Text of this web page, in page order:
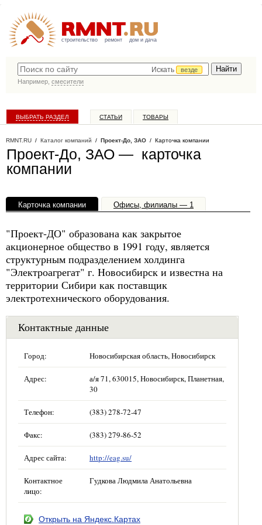
строительство ремонт дом и дача
Искать
везде
Например, смесители
ВЫБРАТЬ РАЗДЕЛ СТАТЬИ ТОВАРЫ
RMNT.RU / Каталог компаний / Проект-До, ЗАО / Карточка компании
Проект-До, ЗАО — карточка
компании
Карточка компании Офисы, филиалы — 1
"Проект-ДО" образована как закрытое
акционерное общество в 1991 году, является
структурным подразделением холдинга
"Электроагрегат" г. Новосибирск и известна на
территории Сибири как поставщик
электротехнического оборудования.
Контактные данные
Город: Новосибирская область, Новосибирск
Адрес:
а/я 71, 630015, Новосибирск, Планетная,
30
Телефон: (383) 278-72-47
Факс: (383) 279-86-52
Адрес сайта: http://eag.su/
Контактное
лицо:
Гудкова Людмила Анатольевна
Открыть на Яндекс.Картах